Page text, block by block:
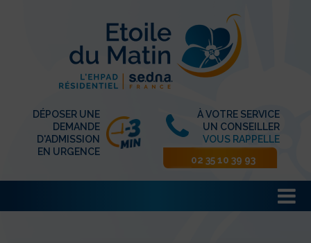
DÉPOSER UNE
DEMANDE
D'ADMISSION
EN URGENCE
À VOTRE SERVICE
UN CONSEILLER
VOUS RAPPELLE
02 35 10 39 93